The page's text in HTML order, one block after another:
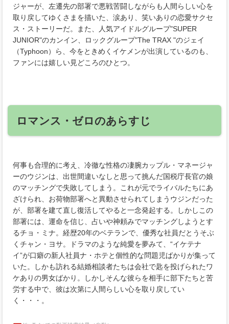
ジャーが、左遷先の部署で悪戦苦闘しながらも人間らしい心を
取り戻してゆくさまを描いた、涙あり、笑いありの恋愛サクセ
ス・ストーリーだ。また、人気アイドルグループ"SUPER
JUNIOR"のカンイン、ロックグループ"The TRAX "のジェイ
（Typhoon）ら、今をときめくイケメンが出演しているのも、
ファンには嬉しい見どころのひとつ。
ロマンス・ゼロのあらすじ
何事も合理的に考え、冷徹な性格の凄腕カップル・マネージャ
ーのウジンは、出世間違いなしと思って挑んだ国税庁長官の娘
のマッチングで失敗してしまう。これが元でライバルたちにあ
ざけられ、お荷物部署へと異動させられてしまうウジンだった
が、部署を建て直し復活してやると一念発起する。しかしこの
部署には、運命を信じ、占いや神頼みでマッチングしようとす
るチョ・ミナ。経歴20年のベテランで、優秀な社員だとうそぶ
くチャン・ヨサ。ドラマのような純愛を夢みて、“イケテナ
イ”が口癖の新人社員ナ・ホテと個性的な問題児ばかりが集って
いた。しかも訪れる結婚相談者たちは会社で匙を投げられたワ
ケありの男女ばかり。しかしそんな彼らを相手に部下たちと苦
労する中で、彼は次第に人間らしい心を取り戻してい
く・・・。